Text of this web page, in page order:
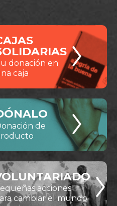
donación en
caja
de
acciones
cambiar el mundo